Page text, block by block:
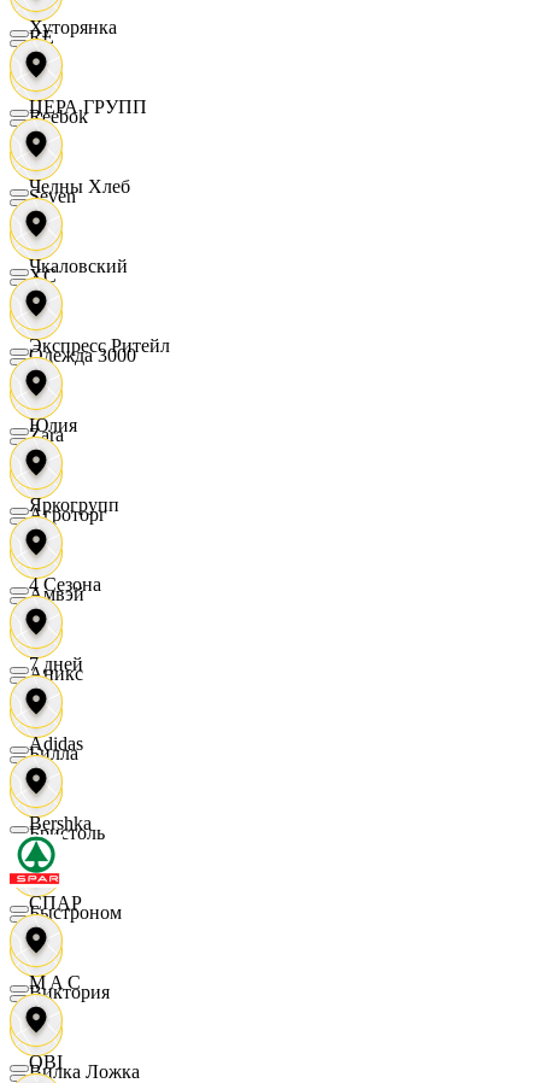
RE
Reebok
Seven
XC
Одежда 3000
Zara
Агроторг
Амвэй
Аникс
Билла
Бристоль
Быстроном
Виктория
Вилка Ложка
Хуторянка
ЦЕРА ГРУПП
Челны Хлеб
Чкаловский
Экспресс Ритейл
Юлия
Яркогрупп
4 Сезона
7 дней
Adidas
Bershka
СПАР
M A C
OBI